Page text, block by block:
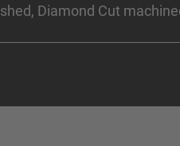
Diamond Cut